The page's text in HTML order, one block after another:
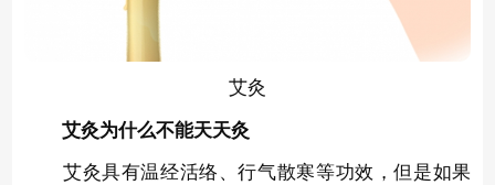
艾灸
艾灸为什么不能天天灸
艾灸具有温经活络、行气散寒等功效，但是如果